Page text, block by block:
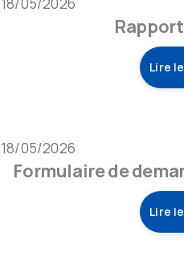
Lire
18/05/2026
Formulaire de
Lire